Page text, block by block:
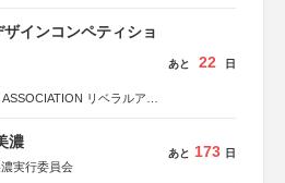
インコンペティショ
リベラルアー
会社
あと 22 日
濃
実行委員会
あと 173 日